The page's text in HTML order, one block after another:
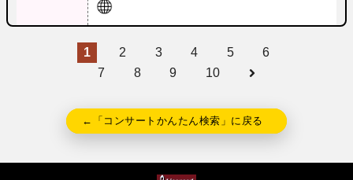
1 2 3 4 5
6
7
8 9 10
←「コンサートかんたん検索」に戻る